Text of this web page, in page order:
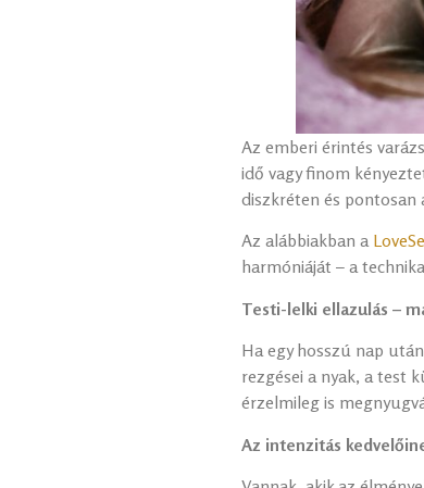
Az emberi érintés
idő vagy finom
diszkréten és pontosan
Az alábbiakban a
harmóniáját – a
Testi-lelki ellazulás –
Ha egy hosszú nap
rezgései a nyak, a test
érzelmileg is
Az intenzitás